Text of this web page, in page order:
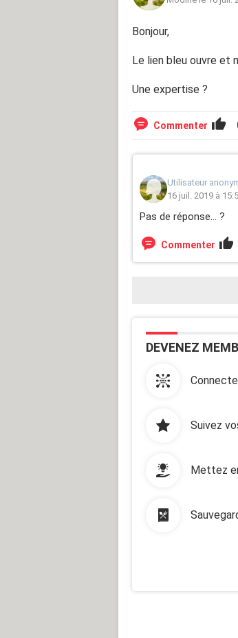
Bonjour,
Le lien bleu ouvre et
Une expertise ?
Commenter
Utilisateur
16 juil. 2019 à
Pas de réponse... ?
Commenter
DEVENEZ
Suivez
Mettez